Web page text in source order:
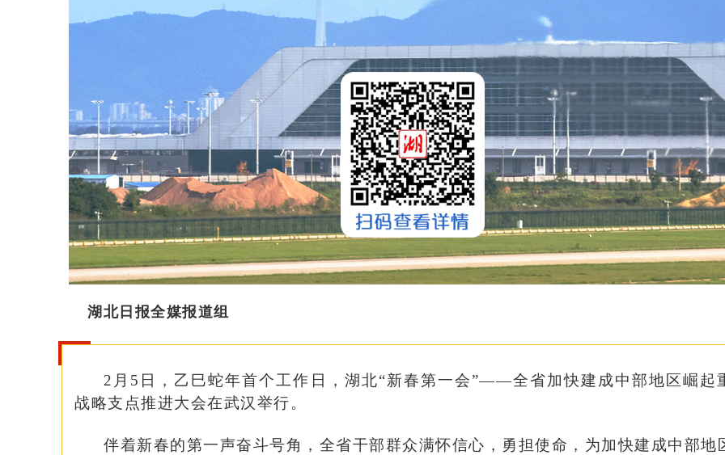
湖北日报全媒报道组
2月5日，乙巳蛇年首个工作日，湖北“新春第一会”——全省加快建成中部地区崛起
战略支点推进大会在武汉举行。
伴着新春的第一声奋斗号角，全省干部群众满怀信心，勇担使命，为加快建成中部地